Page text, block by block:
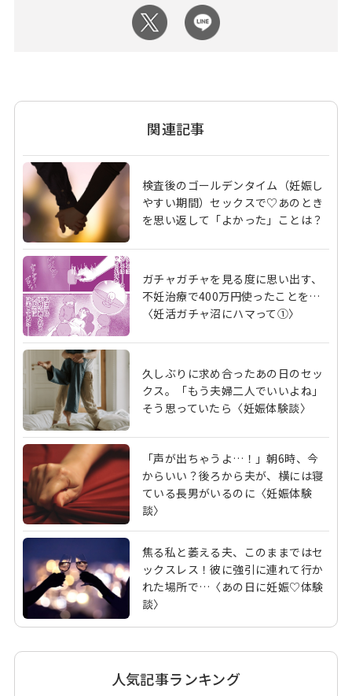
関連記事
検査後のゴールデンタイム（妊娠し
やすい期間）セックスで♡あのとき
を思い返して「よかった」ことは？
ガチャガチャを見る度に思い出す、
不妊治療で400万円使ったことを…
〈妊活ガチャ沼にハマって①〉
久しぶりに求め合ったあの日のセッ
クス。「もう夫婦二人でいいよね」
そう思っていたら〈妊娠体験談〉
「声が出ちゃうよ…！」朝6時、今
からいい？後ろから夫が、横には寝
ている長男がいるのに〈妊娠体験
談〉
焦る私と萎える夫、このままではセ
ックスレス！彼に強引に連れて行か
れた場所で…〈あの日に妊娠♡体験
談〉
人気記事ランキング